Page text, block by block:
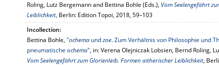
Roling, Lutz Bergemann and Bettina Bohle (Eds.), Vom Seelengefährt
Leiblichkeit, Berlin: Edition Topoi, 2018, 59–103
Incollection:
Bettina Bohle, "ochema undzoe. Zum Verhältnis von Philosophie und
pneumatische ochema", in: Verena Olejniczak Lobsien, Bernd Roling,
Vom Seelengefährt zum Glorienleib. Formen aitherischer Leiblichkeit,